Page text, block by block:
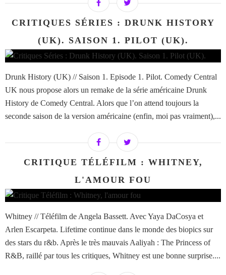
CRITIQUES SÉRIES : DRUNK HISTORY
(UK). SAISON 1. PILOT (UK).
Drunk History (UK) // Saison 1. Episode 1. Pilot. Comedy Central
UK nous propose alors un remake de la série américaine Drunk
History de Comedy Central. Alors que l’on attend toujours la
seconde saison de la version américaine (enfin, moi pas vraiment),...
CRITIQUE TÉLÉFILM : WHITNEY,
L'AMOUR FOU
Whitney // Téléfilm de Angela Bassett. Avec Yaya DaCosya et
Arlen Escarpeta. Lifetime continue dans le monde des biopics sur
des stars du r&b. Après le très mauvais Aaliyah : The Princess of
R&B, raillé par tous les critiques, Whitney est une bonne surprise....